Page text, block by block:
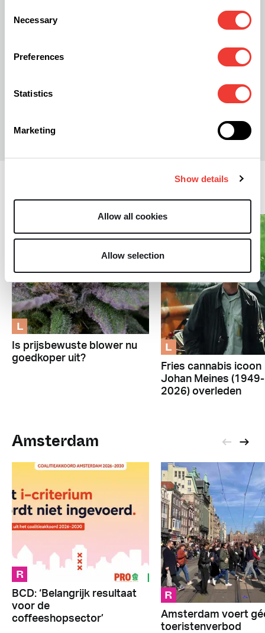
Selection
Necessary
Preferences
Statistics
Marketing
Show details
Allow all cookies
Allow selection
al de Cannabis Culture Award (2004) en de
L
Is prijsbewuste blower nu
goedkoper uit?
L
Fries cannabis icoon
Johan Meines (1949-
2026) overleden
Amsterdam
R
BCD: ‘Belangrijk resultaat
voor de
coffeeshopsector’
R
Amsterdam voert
toeristenverbod